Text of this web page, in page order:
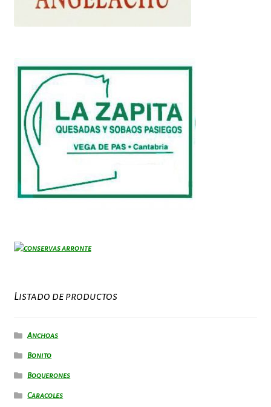
Listado de productos
Anchoas
Bonito
Boquerones
Caracoles